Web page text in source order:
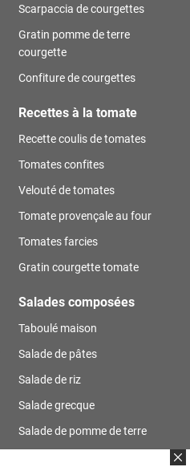
Scarpaccia de courgettes
Gratin pomme de terre
courgette
Confiture de courgettes
Recettes à la tomate
Recette coulis de tomates
Tomates confites
Velouté de tomates
Tomate provençale au four
Tomates farcies
Gratin courgette tomate
Salades composées
Taboulé maison
Salade de pâtes
Salade de riz
Salade grecque
Salade de pomme de terre